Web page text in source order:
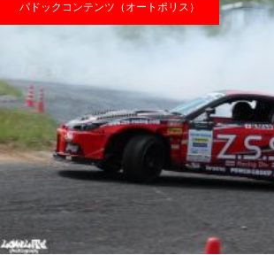
パドックコンテンツ（オートポリス）